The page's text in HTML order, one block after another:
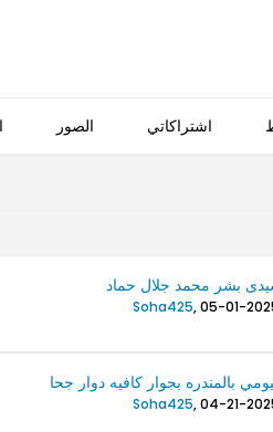
اشتراكاتي الصور
بشر محمد جلال حماد
Soha425,05-01-
بالمندره بجوار كافيه دوار جحا
Soha425,04-21-